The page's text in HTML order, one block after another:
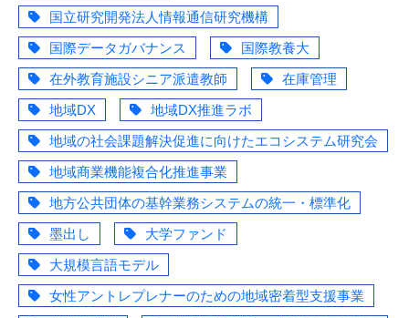
国立研究開発法人情報通信研究機構
国際データガバナンス
国際教養大
在外教育施設シニア派遣教師
在庫管理
地域DX
地域DX推進ラボ
地域の社会課題解決促進に向けたエコシステム研究会
地域商業機能複合化推進事業
地方公共団体の基幹業務システムの統一・標準化
墨出し
大学ファンド
大規模言語モデル
女性アントレプレナーのための地域密着型支援事業